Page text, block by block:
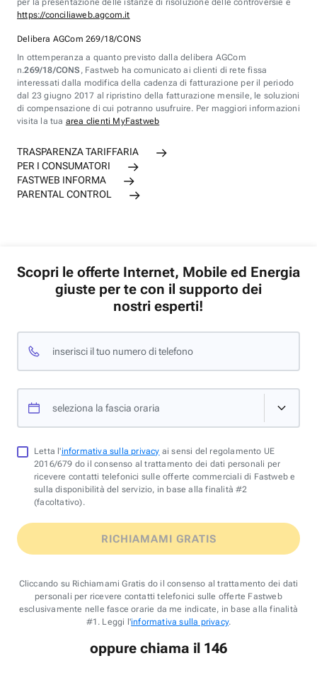
per la presentazione delle istanze di risoluzione delle controversie è
https://conciliaweb.agcom.it
Delibera AGCom 269/18/CONS
In ottemperanza a quanto previsto dalla delibera AGCom
n.269/18/CONS , Fastweb ha comunicato ai clienti di rete fissa
interessati dalla modifica della cadenza di fatturazione per il periodo
dal 23 giugno 2017 al ripristino della fatturazione mensile, le soluzioni
di compensazione di cui potranno usufruire. Per maggiori informazioni
visita la tua area clienti MyFastweb
TRASPARENZA TARIFFARIA
PER I CONSUMATORI
FASTWEB INFORMA
PARENTAL CONTROL
Scopri le offerte Internet, Mobile ed Energia
giuste per te con il supporto dei
nostri esperti!
inserisci il tuo numero di telefono
seleziona la fascia oraria
Letta l'informativa sulla privacy ai sensi del regolamento UE
2016/679 do il consenso al trattamento dei dati personali per
ricevere contatti telefonici sulle offerte commerciali di Fastweb e
sulla disponibilità del servizio, in base alla finalità #2
(facoltativo).
RICHIAMAMI GRATIS
Cliccando su Richiamami Gratis do il consenso al trattamento dei dati
personali per ricevere contatti telefonici sulle offerte Fastweb
esclusivamente nelle fasce orarie da me indicate, in base alla finalità
#1. Leggi l'informativa sulla privacy.
oppure chiama il 146